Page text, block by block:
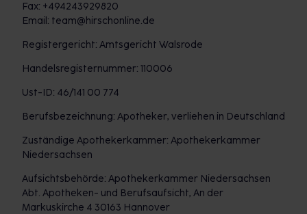
Fax: +494243929820
Email: team@hirschonline.de
Registergericht: Amtsgericht Walsrode
Handelsregisternummer: 110006
Ust-ID: 46/141 00 774
Berufsbezeichnung: Apotheker, verliehen in Deutschland
Zuständige Apothekerkammer: Apothekerkammer
Niedersachsen
Aufsichtsbehörde: Apothekerkammer Niedersachsen
Abt. Apotheken- und Berufsaufsicht, An der
Markuskirche 4 30163 Hannover